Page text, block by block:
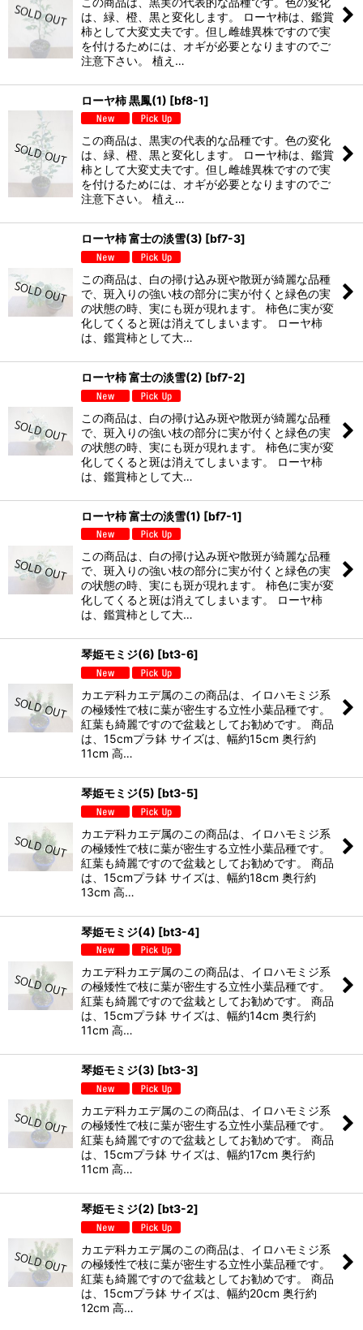
は、緑、橙、黒と変化します。 ローヤ柿は、鑑賞
柿として大変丈夫です。但し雌雄異株ですので実
を付けるためには、オギが必要となりますのでご
注意下さい。 植え…
ローヤ柿 黒鳳(1) [bf8-1]
この商品は、黒実の代表的な品種です。色の変化
は、緑、橙、黒と変化します。 ローヤ柿は、鑑賞
柿として大変丈夫です。但し雌雄異株ですので実
を付けるためには、オギが必要となりますのでご
注意下さい。 植え…
ローヤ柿 富士の淡雪(3) [bf7-3]
この商品は、白の掃け込み斑や散斑が綺麗な品種
で、斑入りの強い枝の部分に実が付くと緑色の実
の状態の時、実にも斑が現れます。 柿色に実が変
化してくると斑は消えてしまいます。 ローヤ柿
は、鑑賞柿として大…
ローヤ柿 富士の淡雪(2) [bf7-2]
この商品は、白の掃け込み斑や散斑が綺麗な品種
で、斑入りの強い枝の部分に実が付くと緑色の実
の状態の時、実にも斑が現れます。 柿色に実が変
化してくると斑は消えてしまいます。 ローヤ柿
は、鑑賞柿として大…
ローヤ柿 富士の淡雪(1) [bf7-1]
この商品は、白の掃け込み斑や散斑が綺麗な品種
で、斑入りの強い枝の部分に実が付くと緑色の実
の状態の時、実にも斑が現れます。 柿色に実が変
化してくると斑は消えてしまいます。 ローヤ柿
は、鑑賞柿として大…
琴姫モミジ(6) [bt3-6]
カエデ科カエデ属のこの商品は、イロハモミジ系
の極矮性で枝に葉が密生する立性小葉品種です。
紅葉も綺麗ですので盆栽としてお勧めです。 商品
は、15cmプラ鉢 サイズは、幅約15cm 奥行約
11cm 高…
琴姫モミジ(5) [bt3-5]
カエデ科カエデ属のこの商品は、イロハモミジ系
の極矮性で枝に葉が密生する立性小葉品種です。
紅葉も綺麗ですので盆栽としてお勧めです。 商品
は、15cmプラ鉢 サイズは、幅約18cm 奥行約
13cm 高…
琴姫モミジ(4) [bt3-4]
カエデ科カエデ属のこの商品は、イロハモミジ系
の極矮性で枝に葉が密生する立性小葉品種です。
紅葉も綺麗ですので盆栽としてお勧めです。 商品
は、15cmプラ鉢 サイズは、幅約14cm 奥行約
11cm 高…
琴姫モミジ(3) [bt3-3]
カエデ科カエデ属のこの商品は、イロハモミジ系
の極矮性で枝に葉が密生する立性小葉品種です。
紅葉も綺麗ですので盆栽としてお勧めです。 商品
は、15cmプラ鉢 サイズは、幅約17cm 奥行約
11cm 高…
琴姫モミジ(2) [bt3-2]
カエデ科カエデ属のこの商品は、イロハモミジ系
の極矮性で枝に葉が密生する立性小葉品種です。
紅葉も綺麗ですので盆栽としてお勧めです。 商品
は、15cmプラ鉢 サイズは、幅約20cm 奥行約
12cm 高…